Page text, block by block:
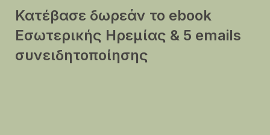
Κατέβασε δωρεάν το ebook
Εσωτερικής Ηρεμίας & 5 emails
συνειδητοποίησης